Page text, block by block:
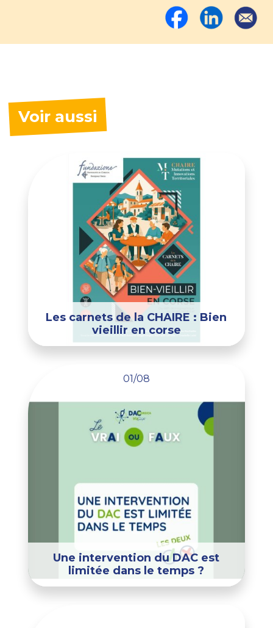
Voir aussi
Les carnets de la CHAIRE : Bien
vieillir en corse
01/08
Une intervention du DAC est
limitée dans le temps ?